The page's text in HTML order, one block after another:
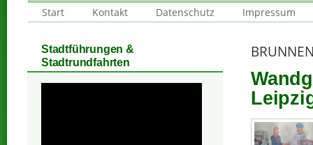
Start
Kontakt Datenschutz Impressum
Stadtführungen &
Stadtrundfahrten